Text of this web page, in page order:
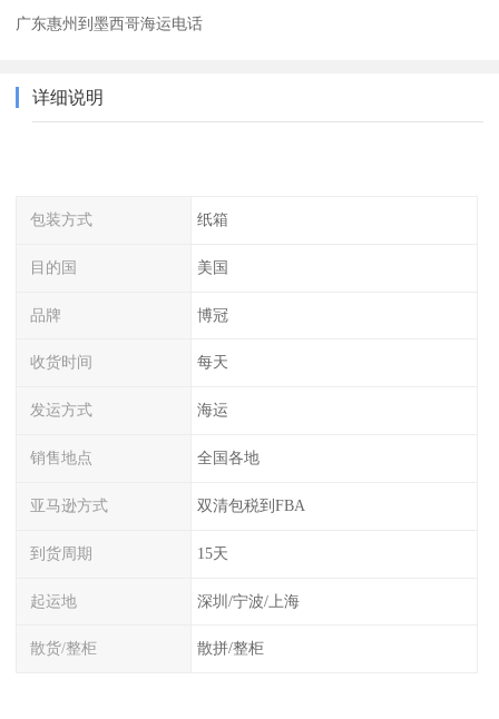
广东惠州到墨西哥海运电话
详细说明
包装方式 纸箱
目的国 美国
品牌 博冠
收货时间 每天
发运方式 海运
销售地点 全国各地
亚马逊方式 双清包税到FBA
到货周期 15天
起运地 深圳/宁波/上海
散货/整柜 散拼/整柜